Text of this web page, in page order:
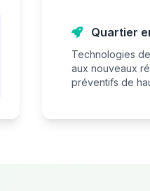
Quartier
Technologies
aux nouveaux
préventifs de